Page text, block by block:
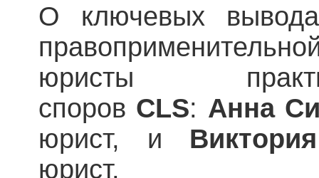
О ключевых
юристы
споров CLS: Анна
юрист, и
юрист.